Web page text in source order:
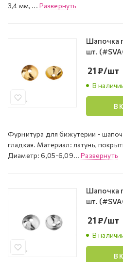
3,4 мм, ... Развернуть
Шапочка
шт.
В
21₽/шт
В
Фурнитура для бижутерии -
гладкая. Материал: латунь,
Диаметр: 6,05-6,09...Развернуть
Шапочка
шт.
В
21₽/шт
В